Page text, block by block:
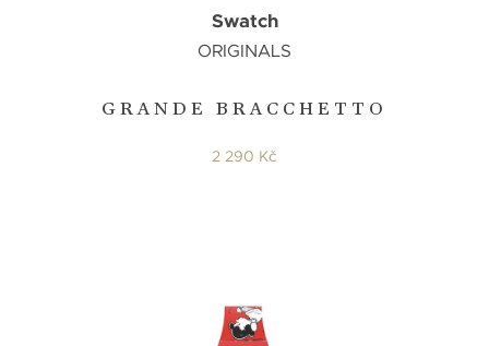
GRANDE BRACCHETTO
Swatch
ORIGINALS
2 290 Kč